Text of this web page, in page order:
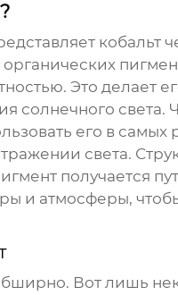
кобальт
Это делает
солнечного
его в самых
света.
получается
и атмосферы,
Вот лишь